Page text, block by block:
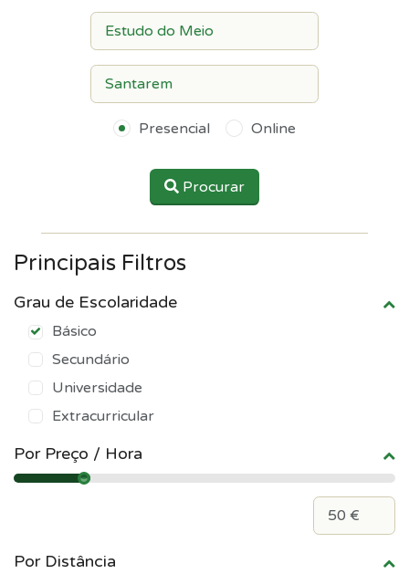
Presencial Online
Procurar
Principais Filtros
Grau de Escolaridade
Básico
Secundário
Universidade
Extracurricular
Por Preço / Hora
Por Distância